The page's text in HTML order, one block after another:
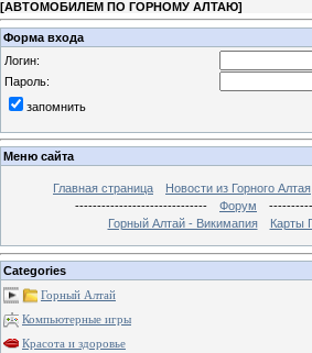
[АВТОМОБИЛЕМ ПО ГОРНОМУ АЛТАЮ]
Форма входа
Логин:
Пароль:
запомнить
Меню сайта
Главная страница Новости из Горного Алтая
------------------------------
Форум
Горный Алтай - Викимапия
Карты
Categories
Горный Алтай
Компьютерные игры
Красота и здоровье